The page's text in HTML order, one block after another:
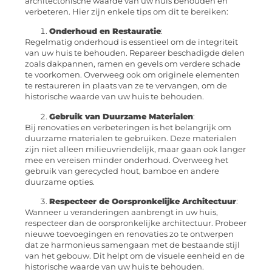
verbeteren. Hier zijn enkele tips om dit te bereiken:
Onderhoud en Restauratie:
Regelmatig onderhoud is essentieel om de integriteit
van uw huis te behouden. Repareer beschadigde delen
zoals dakpannen, ramen en gevels om verdere schade
te voorkomen. Overweeg ook om originele elementen
te restaureren in plaats van ze te vervangen, om de
historische waarde van uw huis te behouden.
Gebruik van Duurzame Materialen:
Bij renovaties en verbeteringen is het belangrijk om
duurzame materialen te gebruiken. Deze materialen
zijn niet alleen milieuvriendelijk, maar gaan ook langer
mee en vereisen minder onderhoud. Overweeg het
gebruik van gerecycled hout, bamboe en andere
duurzame opties.
Respecteer de Oorspronkelijke Architectuur:
Wanneer u veranderingen aanbrengt in uw huis,
respecteer dan de oorspronkelijke architectuur. Probeer
nieuwe toevoegingen en renovaties zo te ontwerpen
dat ze harmonieus samengaan met de bestaande stijl
van het gebouw. Dit helpt om de visuele eenheid en de
historische waarde van uw huis te behouden.